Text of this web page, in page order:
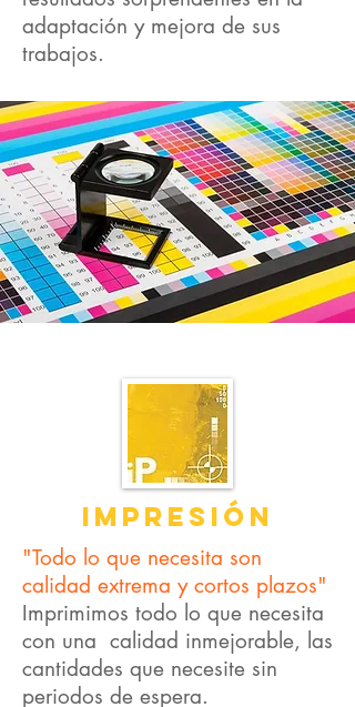
adaptación y mejora de sus
trabajos.
IMPRESIÓN
"Todo lo que necesita son
calidad extrema y cortos plazos"
Imprimimos todo lo que necesita
con una calidad inmejorable, las
cantidades que necesite sin
periodos de espera.